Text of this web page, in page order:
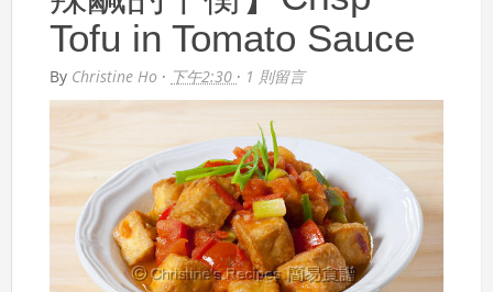
Tofu in Tomato Sauce
By Christine Ho · 下午2:30 · 1 則留言